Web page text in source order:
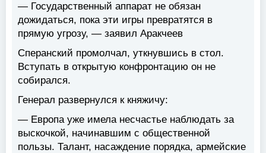
— Государственный аппарат не обязан
дожидаться, пока эти игры превратятся в
прямую угрозу, — заявил Аракчеев
Сперанский промолчал, уткнувшись в стол.
Вступать в открытую конфронтацию он не
собирался.
Генерал развернулся к княжичу:
— Европа уже имела несчастье наблюдать за
выскочкой, начинавшим с общественной
пользы. Талант, насаждение порядка, армейские